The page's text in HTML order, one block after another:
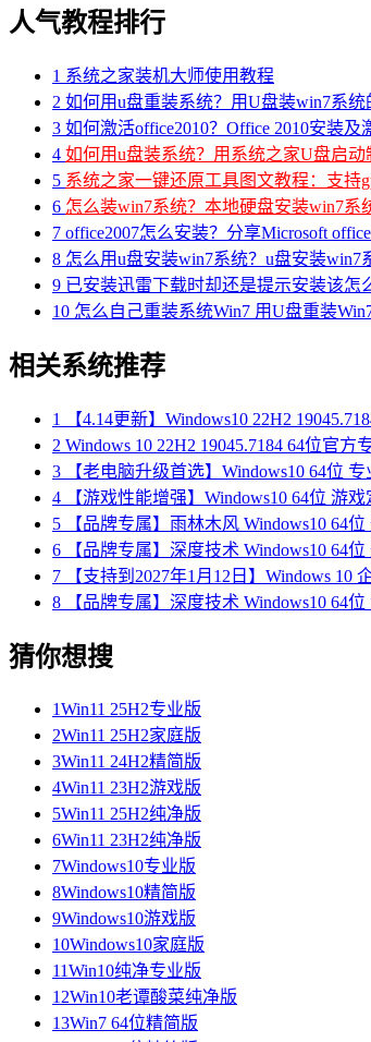
人气教程排行
1 系统之家装机大师使用教程
2 如何用u盘重装系统？用U盘装win7系统
3 如何激活office2010？Office 2010安装及
4 如何用u盘装系统？用系统之家U盘启动
5 系统之家一键还原工具图文教程：支持
6 怎么装win7系统？本地硬盘安装win7系
7 office2007怎么安装？分享Microsoft
8 怎么用u盘安装win7系统？u盘安装win7
9 已安装迅雷下载时却还是提示安装该怎
10 怎么自己重装系统Win7 用U盘重装
相关系统推荐
1
【4.14更新】Windows10 22H2
2 Windows 10 22H2 19045.7184 64位官方
3 【老电脑升级首选】Windows10 64位
4 【游戏性能增强】Windows10 64位 游
5 【品牌专属】雨林木风 Windows10 64
6 【品牌专属】深度技术 Windows10 64
7 【支持到2027年1月12日】Windows 10
8 【品牌专属】深度技术 Windows10 64
猜你想搜
1Win11 25H2专业版
2Win11 25H2家庭版
3Win11 24H2精简版
4Win11 23H2游戏版
5Win11 25H2纯净版
6Win11 23H2纯净版
7Windows10专业版
8Windows10精简版
9Windows10游戏版
10Windows10家庭版
11Win10纯净专业版
12Win10老谭酸菜纯净版
13Win7 64位精简版